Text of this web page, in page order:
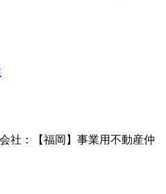
社：【福岡】事業用不動産仲